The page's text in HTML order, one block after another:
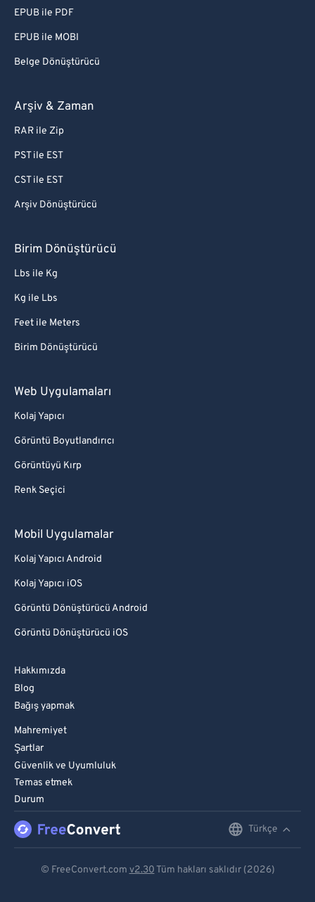
EPUB ile PDF
EPUB ile MOBI
Belge Dönüştürücü
Arşiv & Zaman
RAR ile Zip
PST ile EST
CST ile EST
Arşiv Dönüştürücü
Birim Dönüştürücü
Lbs ile Kg
Kg ile Lbs
Feet ile Meters
Birim Dönüştürücü
Web Uygulamaları
Kolaj Yapıcı
Görüntü Boyutlandırıcı
Görüntüyü Kırp
Renk Seçici
Mobil Uygulamalar
Kolaj Yapıcı Android
Kolaj Yapıcı iOS
Görüntü Dönüştürücü Android
Görüntü Dönüştürücü iOS
Hakkımızda
Blog
Bağış yapmak
Mahremiyet
Şartlar
Güvenlik ve Uyumluluk
Temas etmek
Durum
Türkçe
© FreeConvert.com v2.30 Tüm hakları saklıdır (2026)